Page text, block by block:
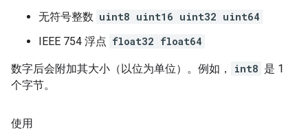
无符号整数 uint8 uint16 uint32 uint64
IEEE 754 浮点 float32 float64
数字后会附加其大小（以位为单位）。例如， int8 是 1
个字节。
使用